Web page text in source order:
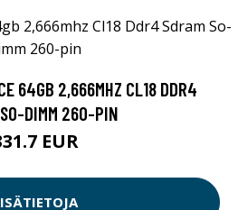
64GB 2,666MHZ CL18 DDR4
SO-DIMM 260-PIN
EUR